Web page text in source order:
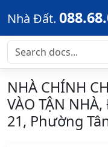
Skip to main content
Nhà Đất.
NHÀ CHÍNH
VÀO TẬN
21, Phường